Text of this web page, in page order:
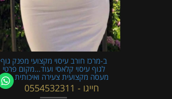
ב-מרכז חורב עיסוי מקצועי מפנק גוף
לגוף עיסוי קלאסי ועוד...מקום פרטי
מעסה מקצועית צעירה ואיכותית
חייגו - 0554532311